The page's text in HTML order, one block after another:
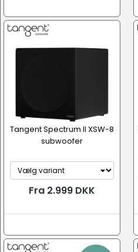
Tangent Spectrum II XSW-8
subwoofer
Fra 2.999 DKK